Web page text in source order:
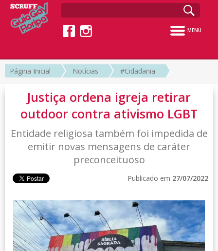
MENU
Página Inicial Notícias #Cidadania
Justiça ordena igreja retirar
outdoor contra ativismo LGBT
Entidade religiosa também foi impedida de
emitir novas mensagens de caráter
preconceituoso
Publicado em 27/07/2022